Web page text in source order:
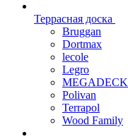
Террасная доска
Bruggan
Dortmax
lecole
Legro
MEGADECK
Polivan
Terrapol
Wood Family